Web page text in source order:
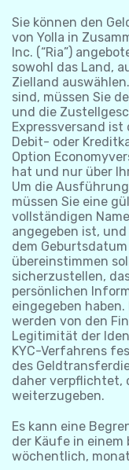
Sie können den
von Yolla in
Inc. (“Ria”)
sowohl das Land,
Zielland
sind, müssen Sie
und die
Expressversand
Debit- oder
Option
hat und nur über
Um die
müssen Sie eine
vollständigen
angegeben ist,
dem
übereinstimmen
sicherzustellen,
persönlichen
eingegeben
werden von den
Legitimität der
KYC-Verfahrens
des
daher verpflichtet,
weiterzugeben.
Es kann eine
der Käufe in
wöchentlich,